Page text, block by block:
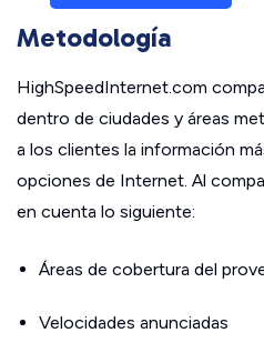
Metodología
HighSpeedInternet.com
dentro de ciudades y áreas
a los clientes la información
opciones de Internet. Al
en cuenta lo siguiente:
Áreas de cobertura del
Velocidades anunciadas